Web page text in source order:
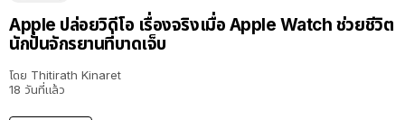
Apple ปล่อยวิดีโอ เรื่องจริงเมื่อ Apple Watch ช่วยชีวิต
นักปั่นจักรยานที่บาดเจ็บ
โดย Thitirath Kinaret
18 วันที่แล้ว